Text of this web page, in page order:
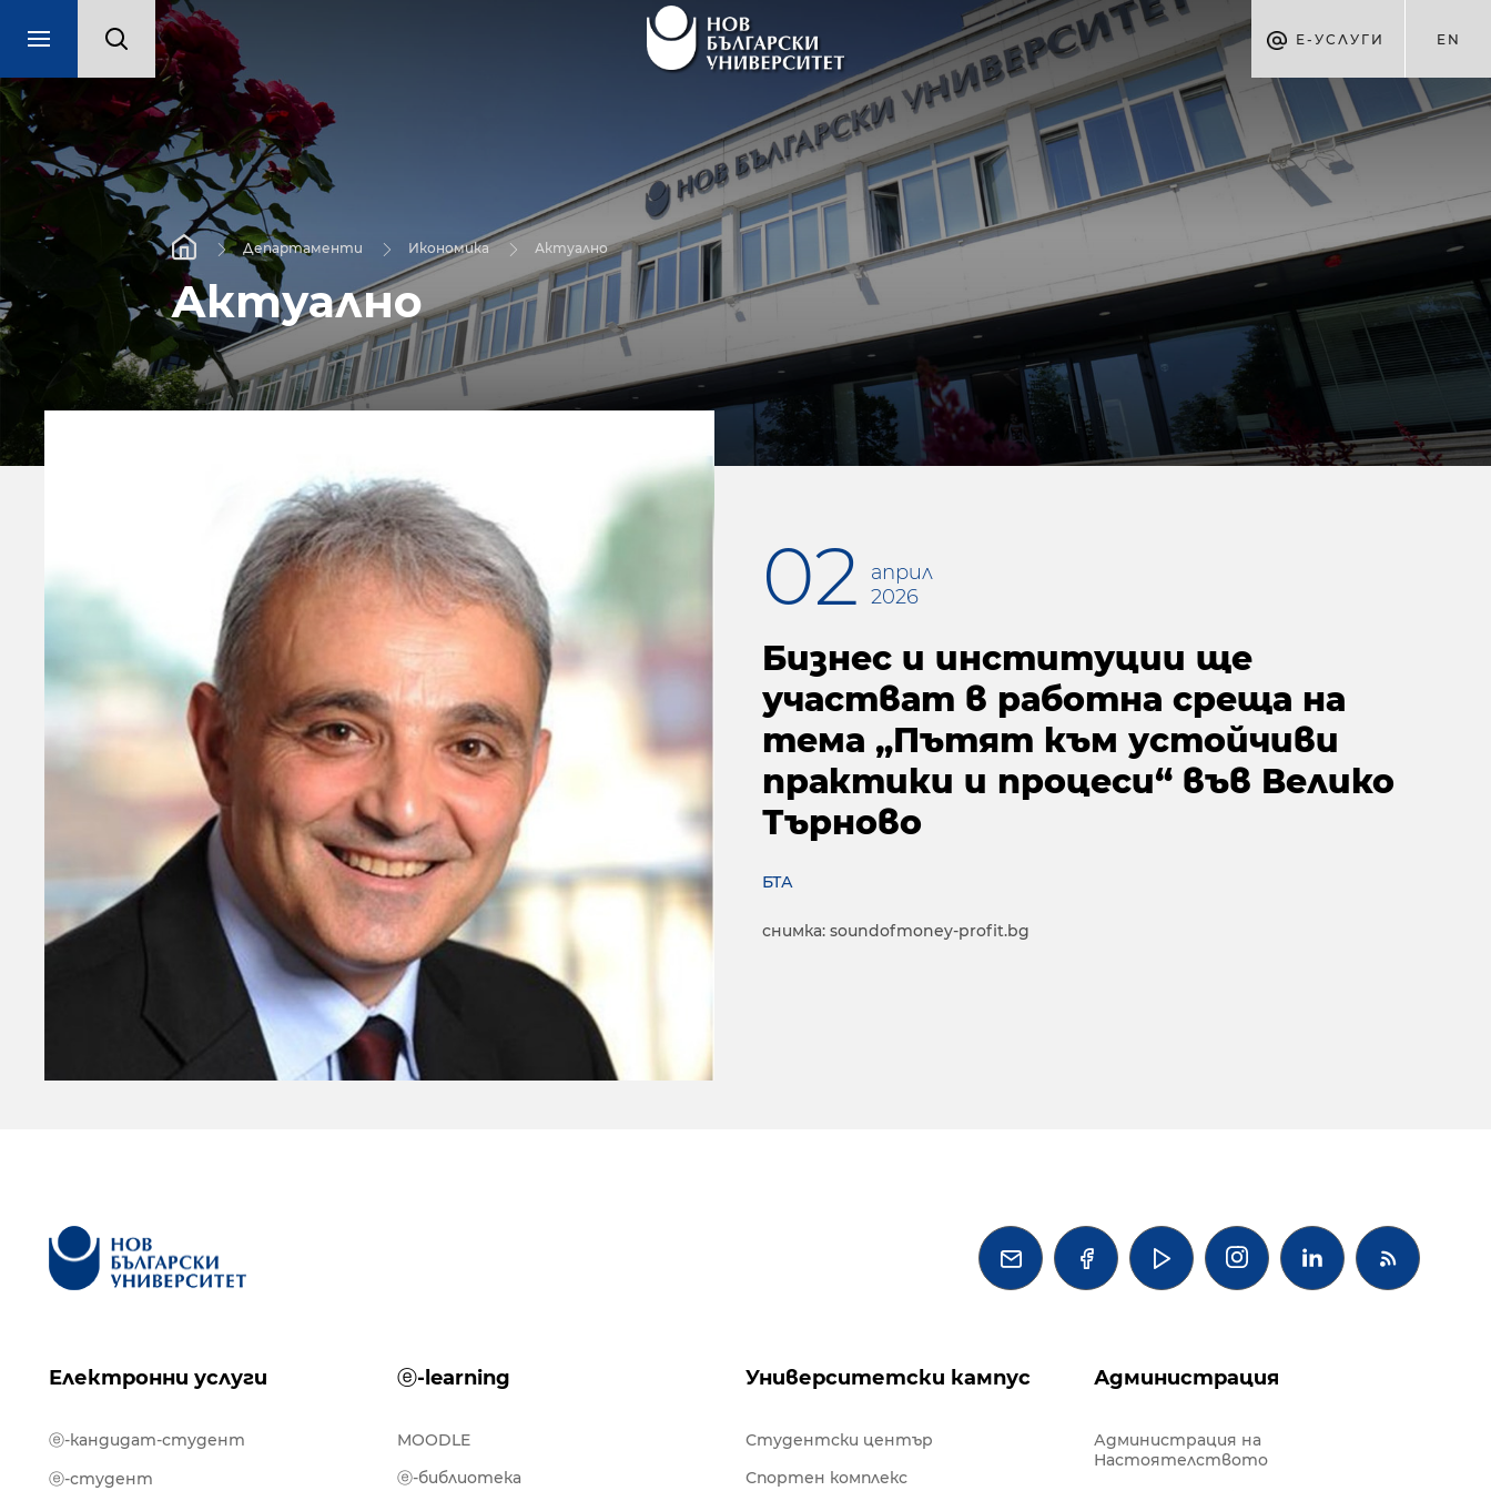
Е-УСЛУГИ EN
Департаменти Икономика Актуално
Актуално
02
април
2026
Бизнес и институции ще
участват в работна среща на
тема „Пътят към устойчиви
практики и процеси“ във Велико
Търново
БТА
снимка: soundofmoney-profit.bg
   
Електронни услуги ⓔ-learning Университетски кампус Администрация
ⓔ-кандидат-студент
ⓔ-студент
MOODLE
ⓔ-библиотека
Студентски център
Спортен комплекс
Администрация на
Настоятелството